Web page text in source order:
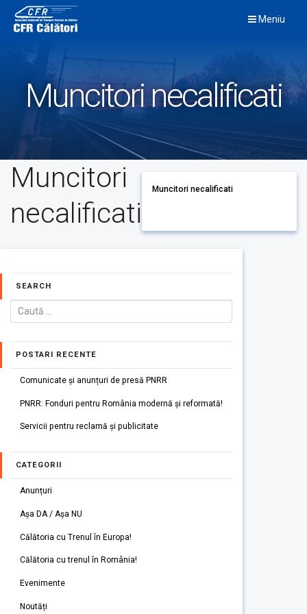
content
Meniu
Muncitori necalificati
Muncitori
necalificati
Muncitori necalificati
SEARCH
POSTARI RECENTE
Comunicate și anunțuri de presă PNRR
PNRR: Fonduri pentru România modernă și reformată!
Servicii pentru reclamă și publicitate
CATEGORII
Anunțuri
Așa DA / Așa NU
Călătoria cu Trenul în Europa!
Călătoria cu trenul în România!
Evenimente
Noutăți